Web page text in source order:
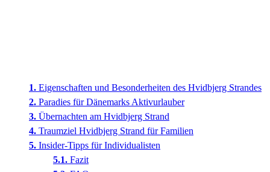
Eigenschaften und Besonderheiten des Hvidbjerg Strandes
Paradies für Dänemarks Aktivurlauber
Übernachten am Hvidbjerg Strand
Traumziel Hvidbjerg Strand für Familien
Insider-Tipps für Individualisten
Fazit